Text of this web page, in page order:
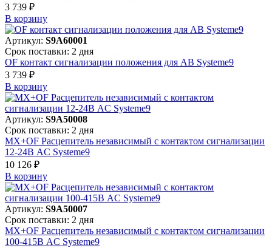
3 739 ₽
В корзинy
Артикул: S9A60001
Срок поставки: 2 дня
OF контакт сигнализации положения для АВ Systeme9
3 739 ₽
В корзинy
Артикул: S9A50008
Срок поставки: 2 дня
MX+OF Расцепитель независимый с контактом сигнализации
12-24В AC Systeme9
10 126 ₽
В корзинy
Артикул: S9A50007
Срок поставки: 2 дня
MX+OF Расцепитель независимый с контактом сигнализации
100-415В AC Systeme9